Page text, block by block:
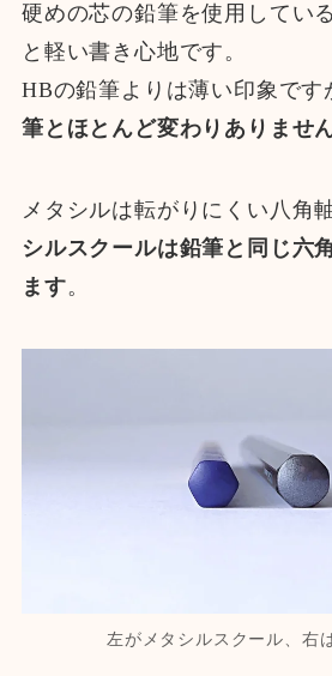
硬めの芯の鉛筆を使用してい
と軽い書き心地です。
HBの鉛筆よりは薄い印象です
筆とほとんど変わりありません
メタシルは転がりにくい八角
シルスクールは鉛筆と同じ六
ます。
左がメタシルスクール、右